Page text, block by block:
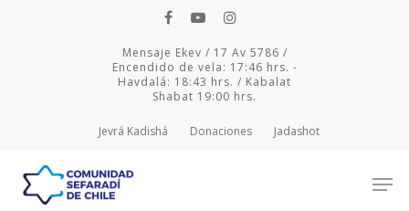
Mensaje Ekev / 17 Av 5786 /
Encendido de vela: 17:46 hrs. -
Havdalá: 18:43 hrs. / Kabalat
Shabat 19:00 hrs.
Jevrá Kadishá Donaciones Jadashot